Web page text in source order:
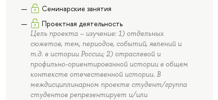
Семинарские занятия
Проектная деятельность
Цель проекта – изучение: 1) отдельных
сюжетов, тем, периодов, событий, явлений и
т.д. в истории России; 2) отраслевой и
профильно-ориентированной истории в общем
контексте отечественной истории. В
междисциплинарном проекте студент/группа
студентов репрезентирует и/или